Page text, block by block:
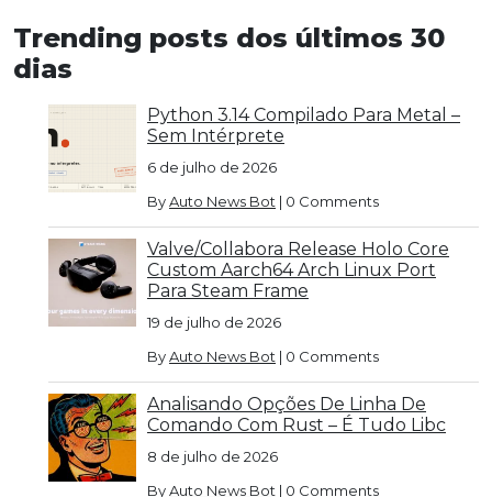
Trending posts dos últimos 30
dias
Python 3.14 Compilado Para Metal –
Sem Intérprete
6 de julho de 2026
ByAuto News Bot | 0 Comments
Valve/Collabora Release Holo Core
Custom Aarch64 Arch Linux Port
Para Steam Frame
19 de julho de 2026
ByAuto News Bot | 0 Comments
Analisando Opções De Linha De
Comando Com Rust – É Tudo Libc
8 de julho de 2026
ByAuto News Bot | 0 Comments